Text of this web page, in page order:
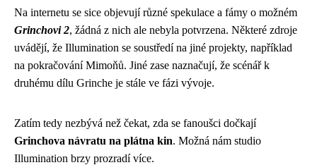
Na internetu se sice objevují různé spekulace a fámy o možném
Grinchovi 2, žádná z nich ale nebyla potvrzena. Některé zdroje
uvádějí, že Illumination se soustředí na jiné projekty, například
na pokračování Mimoňů. Jiné zase naznačují, že scénář k
druhému dílu Grinche je stále ve fázi vývoje.
Zatím tedy nezbývá než čekat, zda se fanoušci dočkají
Grinchova návratu na plátna kin. Možná nám studio
Illumination brzy prozradí více.